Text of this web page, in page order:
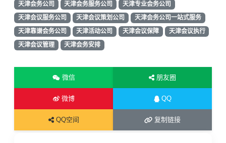
天津会务公司 天津会务服务公司
天津专业会务公司
天津会议服务公司
天津会议策划公司
天津会务公司一站式服务
天津靠谱会务公司
天津活动公司 天津会议保障
天津会议执行
天津会议管理
天津会务安排
微信 朋友圈
微博 QQ
QQ空间 复制链接